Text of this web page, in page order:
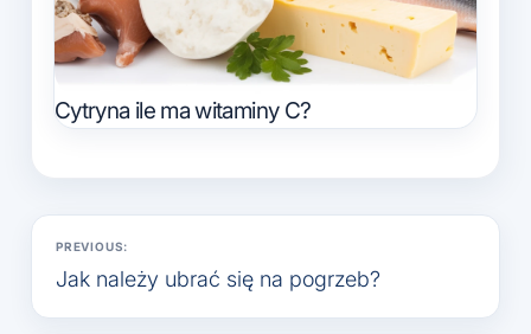
Cytryna ile ma witaminy C?
Nawigacja
wpisu
PREVIOUS:
Jak należy ubrać się na pogrzeb?